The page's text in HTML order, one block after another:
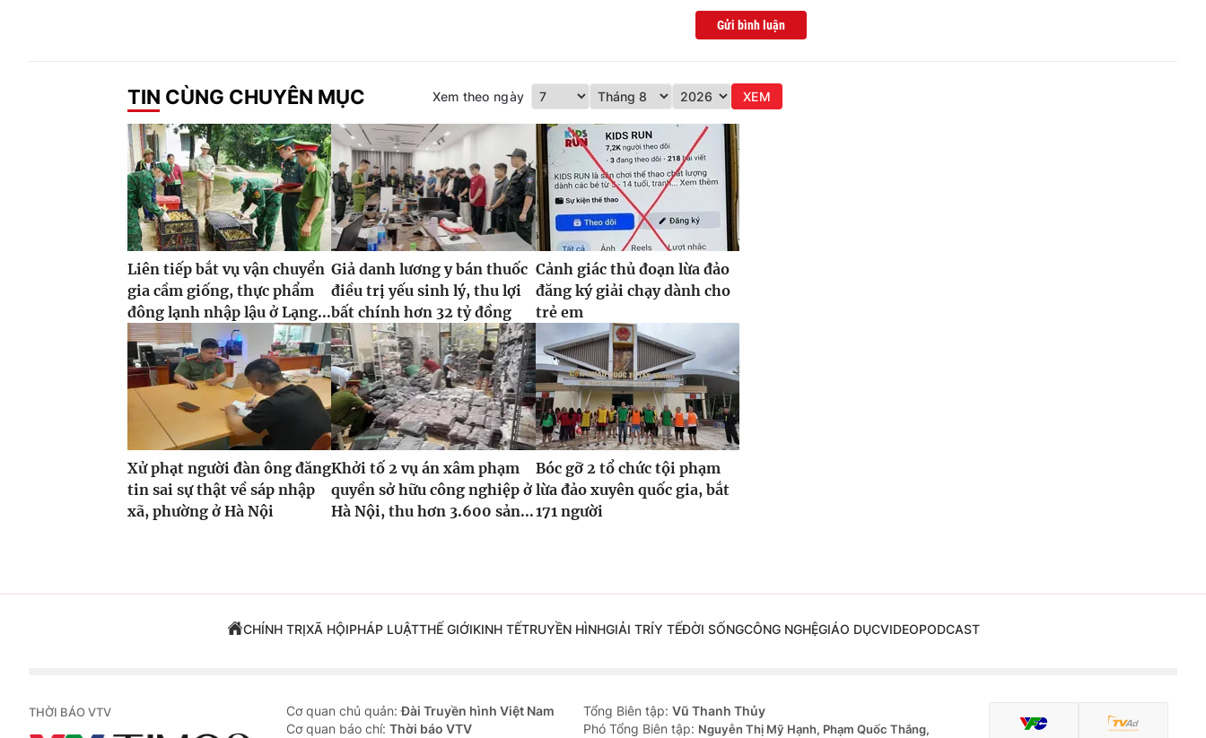
Gửi bình luận
TIN CÙNG CHUYÊN MỤC Xem theo ngày XEM
Liên tiếp bắt vụ vận chuyển
gia cầm giống, thực phẩm
đông lạnh nhập lậu ở Lạng...
Giả danh lương y bán thuốc
điều trị yếu sinh lý, thu lợi
bất chính hơn 32 tỷ đồng
Cảnh giác thủ đoạn lừa đảo
đăng ký giải chạy dành cho
trẻ em
Xử phạt người đàn ông đăng
tin sai sự thật về sáp nhập
xã, phường ở Hà Nội
Khởi tố 2 vụ án xâm phạm
quyền sở hữu công nghiệp ở
Hà Nội, thu hơn 3.600 sản...
Bóc gỡ 2 tổ chức tội phạm
lừa đảo xuyên quốc gia, bắt
171 người
CHÍNH TRỊXÃ HỘIPHÁP LUẬTTHẾ GIỚIKINH TẾTRUYỀN HÌNHGIẢI TRÍY TẾĐỜI SỐNGCÔNG NGHỆGIÁO DỤCVIDEOPODCAST
THỜI BÁO VTV Cơ quan chủ quản:Đài Truyền hình Việt Nam
Cơ quan báo chí: Thời báo VTV
Tổng Biên tập: Vũ Thanh Thủy
Phó Tổng Biên tập: Nguyễn Thị Mỹ Hạnh, Phạm Quốc Thắng,